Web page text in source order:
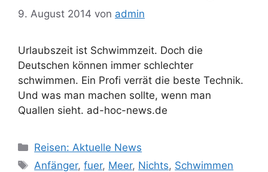
9. August 2014 von admin
Urlaubszeit ist Schwimmzeit. Doch die
Deutschen können immer schlechter
schwimmen. Ein Profi verrät die beste Technik.
Und was man machen sollte, wenn man
Quallen sieht. ad-hoc-news.de
Kategorien
Reisen: Aktuelle News
Schlagwörter
Anfänger,fuer, Meer, Nichts, Schwimmen